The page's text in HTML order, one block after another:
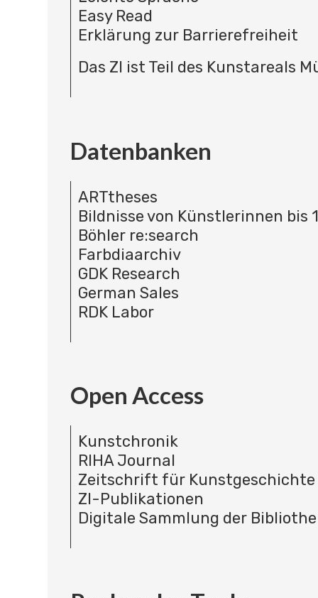
Easy Read
Erklärung zur Barrierefreiheit
Das ZI ist Teil des Kunstareals
Datenbanken
ARTtheses
Bildnisse von Künstlerinnen bis
Böhler re:search
Farbdiaarchiv
GDK Research
German Sales
RDK Labor
Open Access
Kunstchronik
RIHA Journal
Zeitschrift für Kunstgeschichte
ZI-Publikationen
Digitale Sammlung der